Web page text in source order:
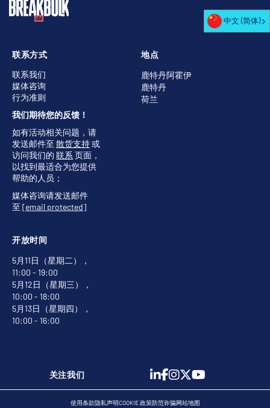
地点
鹿特丹阿霍伊
鹿特丹
荷兰
开放时间
5月11日（星期二），
11:00 - 19:00
5月12日（星期三），
10:00 - 18:00
5月13日（星期四），
10:00 - 16:00
联系方式
联系我们
媒体咨询
行为准则
我们期待您的反馈！
如有活动相关问题，请
发送邮件至 散货支持或
访问我们的 联系 页面，
以找到最适合为您提供
帮助的人员；
媒体咨询请发送邮件
至 [email protected]
关注我们
使用条款隐私声明COOKIE 政策防范诈骗网站地图
中文 (简体)